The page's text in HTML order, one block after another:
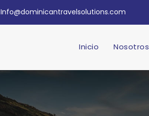
Info@dominicantravelsolutions.com
Inicio Nosotros